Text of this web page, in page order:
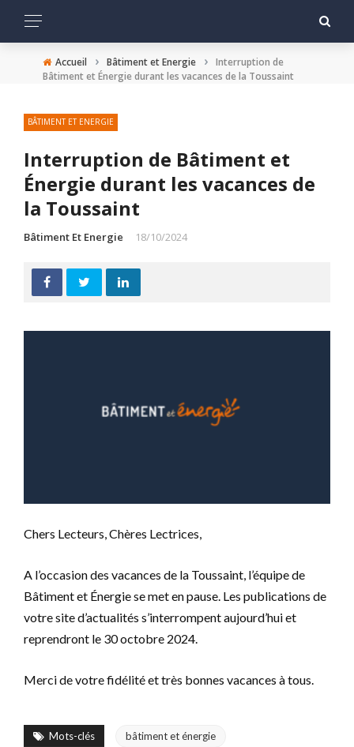
Accueil › Bâtiment et Energie › Interruption de
Bâtiment et Énergie durant les vacances de la Toussaint
BÂTIMENT ET ENERGIE
Interruption de Bâtiment et
Énergie durant les vacances de
la Toussaint
Bâtiment Et Energie 18/10/2024
Chers Lecteurs, Chères Lectrices,
A l’occasion des vacances de la Toussaint, l’équipe de
Bâtiment et Énergie se met en pause. Les publications de
votre site d’actualités s’interrompent aujourd’hui et
reprendront le 30 octobre 2024.
Merci de votre fidélité et très bonnes vacances à tous.
Mots-clés bâtiment et énergie